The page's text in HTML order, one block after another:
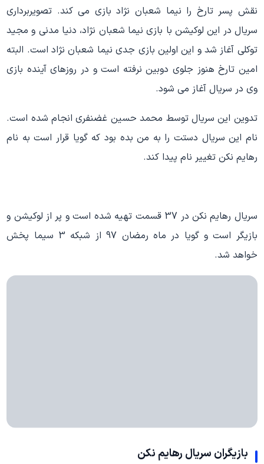
نقش پسر تارخ را نیما شعبان نژاد بازی می کند. تصویربرداری
سریال در این لوکیشن با بازی نیما شعبان نژاد، دنیا مدنی و مجید
توکلی آغاز شد و این اولین بازی جدی نیما شعبان نژاد است. البته
امین تارخ هنوز جلوی دوبین نرفته است و در روزهای آینده بازی
وی در سریال آغاز می شود.
تدوین این سریال توسط محمد حسین غضنفری انجام شده است.
نام این سریال دستت را به من بده بود که گویا قرار است به نام
رهایم نکن تغییر نام پیدا کند.
سریال رهایم نکن در 37 قسمت تهیه شده است و پر از لوکیشن و
بازیگر است و گویا در ماه رمضان 97 از شبکه 3 سیما پخش
خواهد شد.
بازیگران سریال رهایم نکن